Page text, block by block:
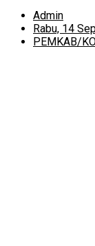
Admin
Rabu, 14
PEMKAB/